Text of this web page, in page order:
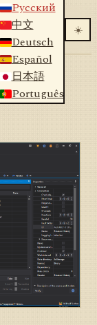
Русский
中文
Deutsch
Español
日本語
Português
☀️